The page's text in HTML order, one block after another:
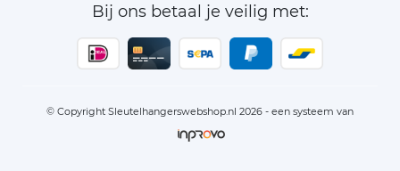
Bij ons betaal je veilig met:
© Copyright Sleutelhangerswebshop.nl 2026 - een systeem van